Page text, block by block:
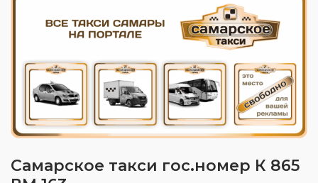
Самарское такси гос.номер К 865